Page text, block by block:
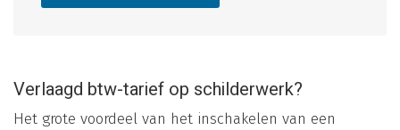
Verlaagd btw-tarief op schilderwerk?
Het grote voordeel van het inschakelen van een